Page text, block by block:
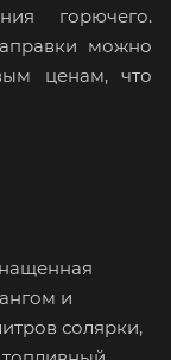
горючего.
можно
ценам, что
и
солярки,